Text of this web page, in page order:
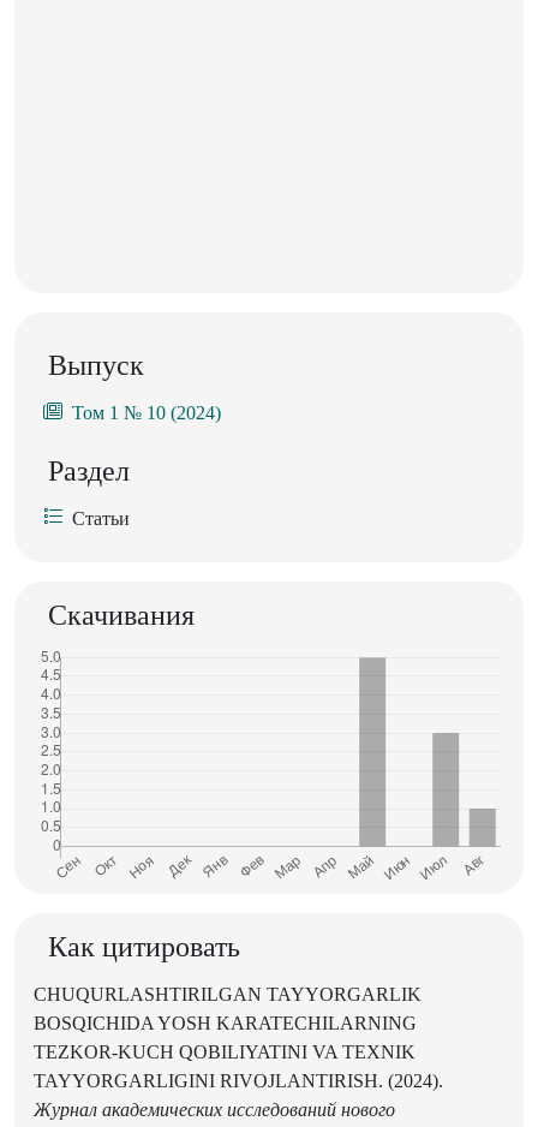
Выпуск
Том 1 № 10 (2024)
Раздел
Статьи
Скачивания
Как цитировать
CHUQURLASHTIRILGAN TAYYORGARLIK
BOSQICHIDA YOSH KARATECHILARNING
TEZKOR-KUCH QOBILIYATINI VA TEXNIK
TAYYORGARLIGINI RIVOJLANTIRISH. (2024).
Журнал академических исследований нового